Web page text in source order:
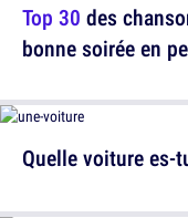
Quelle voiture es-
Top 30 des
bonne soirée en